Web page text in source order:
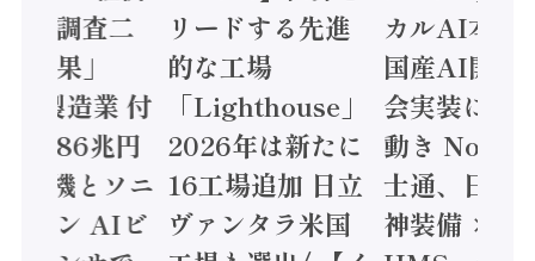
態調査二
結果」
年製造業 付
額86兆円
電機とソニ
コン AIビ
リードする先進
的な工場
「Lighthouse」
2026年は新たに
16工場追加 日立
ヴァンタラ米国
カルAI本格
国産AI開発
会実装に活
動き
士通、日立
神装備 ×